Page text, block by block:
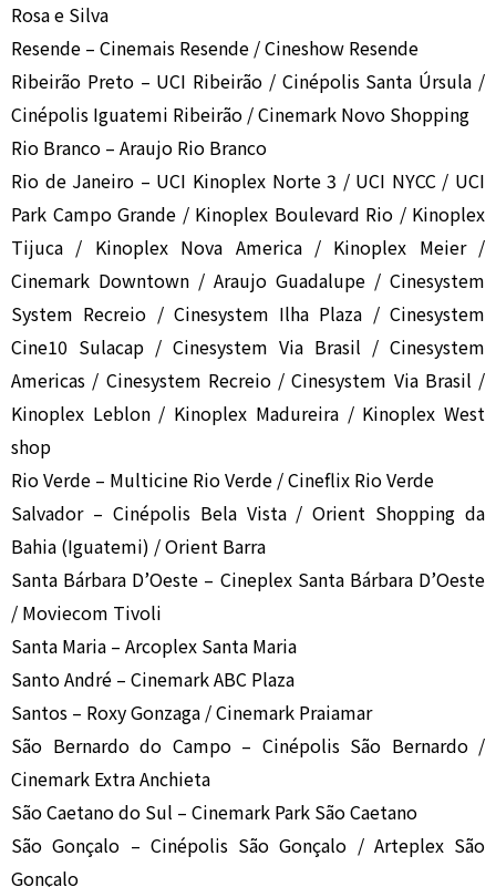
Rosa e Silva
Resende – Cinemais Resende / Cineshow Resende
Ribeirão Preto – UCI Ribeirão / Cinépolis Santa Úrsula /
Cinépolis Iguatemi Ribeirão / Cinemark Novo Shopping
Rio Branco – Araujo Rio Branco
Rio de Janeiro – UCI Kinoplex Norte 3 / UCI NYCC / UCI
Park Campo Grande / Kinoplex Boulevard Rio / Kinoplex
Tijuca / Kinoplex Nova America / Kinoplex Meier /
Cinemark Downtown / Araujo Guadalupe / Cinesystem
System Recreio / Cinesystem Ilha Plaza / Cinesystem
Cine10 Sulacap / Cinesystem Via Brasil / Cinesystem
Americas / Cinesystem Recreio / Cinesystem Via Brasil /
Kinoplex Leblon / Kinoplex Madureira / Kinoplex West
shop
Rio Verde – Multicine Rio Verde / Cineflix Rio Verde
Salvador – Cinépolis Bela Vista / Orient Shopping da
Bahia (Iguatemi) / Orient Barra
Santa Bárbara D’Oeste – Cineplex Santa Bárbara D’Oeste
/ Moviecom Tivoli
Santa Maria – Arcoplex Santa Maria
Santo André – Cinemark ABC Plaza
Santos – Roxy Gonzaga / Cinemark Praiamar
São Bernardo do Campo – Cinépolis São Bernardo /
Cinemark Extra Anchieta
São Caetano do Sul – Cinemark Park São Caetano
São Gonçalo – Cinépolis São Gonçalo / Arteplex São
Gonçalo